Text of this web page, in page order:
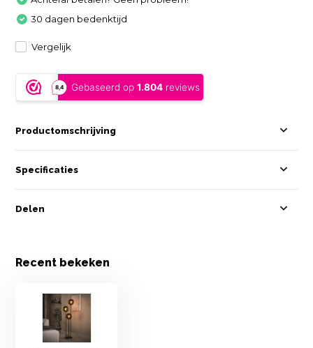
30 dagen bedenktijd
Vergelijk
Productomschrijving
Specificaties
Delen
Recent bekeken